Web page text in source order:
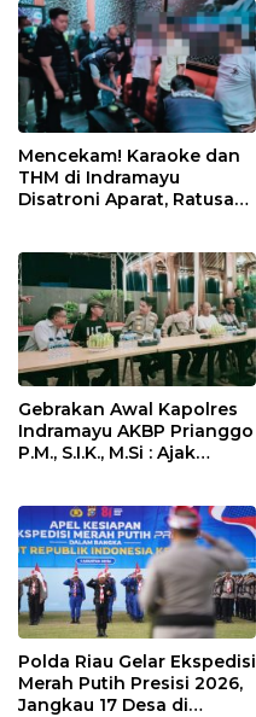
Mencekam! Karaoke dan
THM di Indramayu
Disatroni Aparat, Ratusan
Gebrakan Awal Kapolres
Indramayu AKBP Prianggo
P.M., S.I.K., M.Si : Ajak
Polda Riau Gelar Ekspedisi
Merah Putih Presisi 2026,
Jangkau 17 Desa di